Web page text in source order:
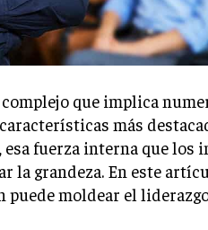
que implica
más
fuerza interna que los
la grandeza. En este
moldear el